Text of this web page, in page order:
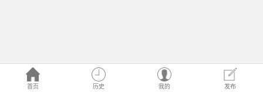
首页 历史 我的 发布